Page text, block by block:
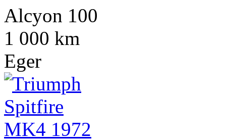
Alcyon 100
1 000 km
Eger